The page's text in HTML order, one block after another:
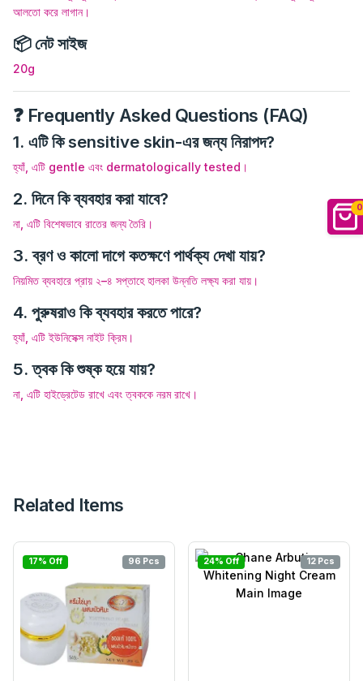
0
আলতো করে লাগান।
📦 নেট সাইজ
20g
❓ Frequently Asked Questions (FAQ)
1. এটি কি sensitive skin-এর জন্য নিরাপদ?
হ্যাঁ, এটি gentle এবং dermatologically tested।
2. দিনে কি ব্যবহার করা যাবে?
না, এটি বিশেষভাবে রাতের জন্য তৈরি।
3. ব্রণ ও কালো দাগে কতক্ষণে পার্থক্য দেখা যায়?
নিয়মিত ব্যবহারে প্রায় ২–৪ সপ্তাহে হালকা উন্নতি লক্ষ্য করা যায়।
4. পুরুষরাও কি ব্যবহার করতে পারে?
হ্যাঁ, এটি ইউনিসেক্স নাইট ক্রিম।
5. ত্বক কি শুষ্ক হয়ে যায়?
না, এটি হাইড্রেটেড রাখে এবং ত্বককে নরম রাখে।
Related Items
17% Off 96 Pcs 24% Off 12 Pcs